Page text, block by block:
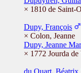
× 1810 de Saint-
Dupy, François
× Colon, Jeanne
Dupy, Jeanne
× 1772 Jourda de
du Quart, Béatrix